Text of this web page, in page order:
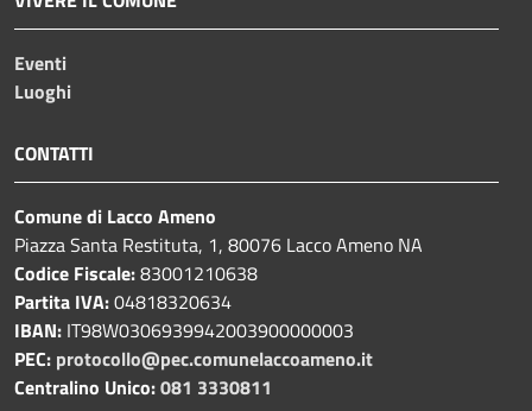
Eventi
Luoghi
CONTATTI
Comune di Lacco Ameno
Piazza Santa Restituta, 1, 80076 Lacco Ameno NA
Codice Fiscale:83001210638
Partita IVA:04818320634
IBAN: IT98W0306939942003900000003
PEC: protocollo@pec.comunelaccoameno.it
Centralino Unico:081 3330811